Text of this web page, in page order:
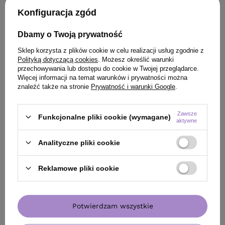
47.99pktpunktów
Najniższa cena produktu w okresie 30 dni przed
wprowadzeniem obniżki:48,00 zł -1%
Do koszyka
ZOBACZ RÓWNIEŻ
Konfiguracja zgód
Dbamy o Twoją prywatność
Sklep korzysta z plików cookie w celu realizacji usług zgodnie z
Polityką dotyczącą cookies . Możesz określić warunki
przechowywania lub dostępu do cookie w Twojej przeglądarce.
Więcej informacji na temat warunków i prywatności można
znaleźć także na stronie Prywatność i warunki Google
Funkcjonalne pliki cookie (wymagane)
Zawsze
aktywne
Analityczne pliki cookie
Reklamowe pliki cookie
Potwierdzam wszystkie